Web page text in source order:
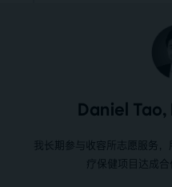
Daniel
我长期参与收容所志愿服务
疗保健项目达成合